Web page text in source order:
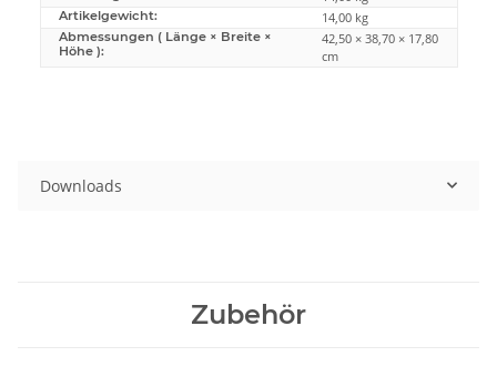
Artikelgewicht: 14,00 kg
Abmessungen ( Länge × Breite ×
Höhe ):
42,50 × 38,70 × 17,80
cm
Downloads
Zubehör